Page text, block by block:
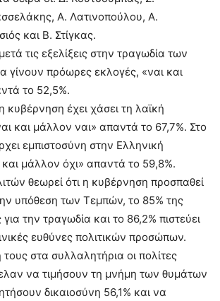
Α. Λατινοπούλου, Α.
και Β. Στίγκας.
τις εξελίξεις στην τραγωδία των
γίνουν πρόωρες εκλογές, «ναι και
το 52,5%.
έχει χάσει τη λαϊκή
και μάλλον ναι» απαντά το 67,7%. Στο
εμπιστοσύνη στην Ελληνική
και μάλλον όχι» απαντά το 59,8%.
θεωρεί ότι η κυβέρνηση προσπαθεί
υπόθεση των Τεμπών, το 85% της
την τραγωδία και το 86,2% πιστεύει
ευθύνες πολιτικών προσώπων.
στα συλλαλητήρια οι πολίτες
να τιμήσουν τη μνήμη των θυμάτων
δικαιοσύνη 56,1% και να